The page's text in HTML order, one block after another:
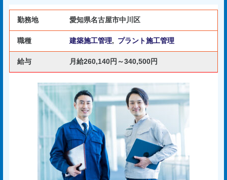
勤務地 愛知県名古屋市中川区
職種 建築施工管理, プラント施工管理
給与 月給260,140円～340,500円